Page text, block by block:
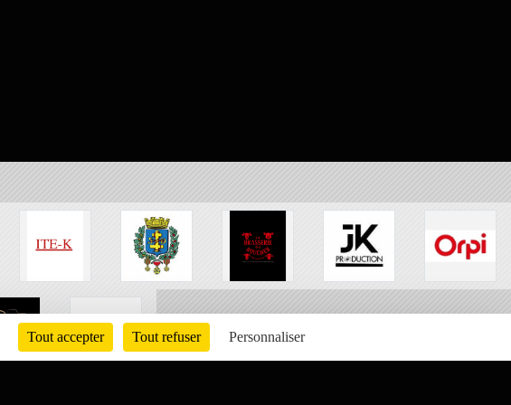
Tout accepter Tout refuser Personnaliser